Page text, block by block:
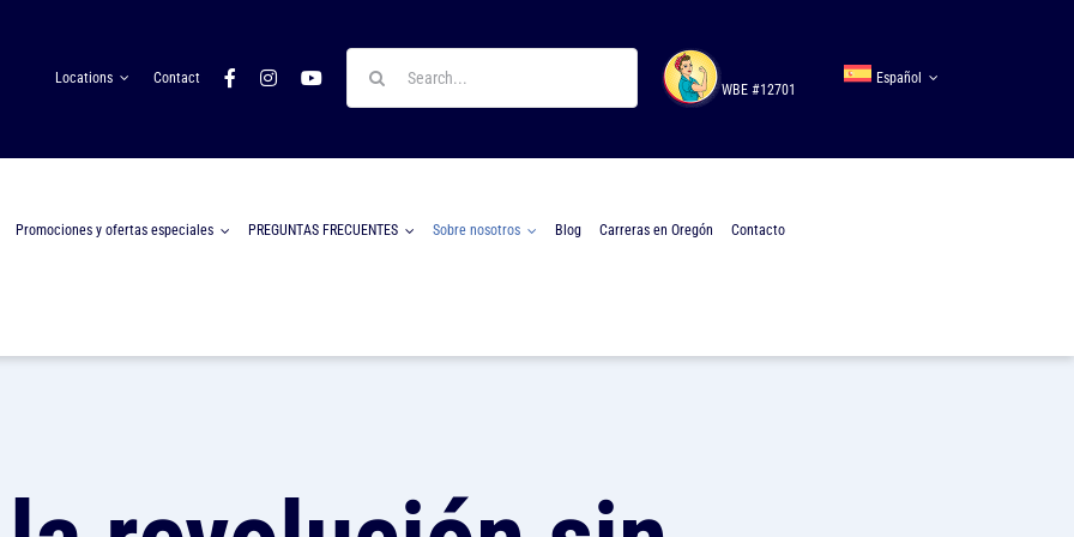
Locations Contact
WBE #12701
Español
Promociones y ofertas especiales PREGUNTAS FRECUENTES Sobre nosotros Blog Carreras en Oregón
Contacto